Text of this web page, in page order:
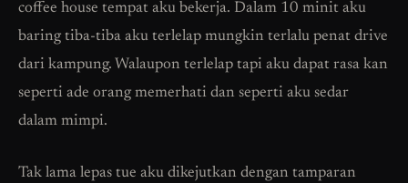
coffee house tempat aku bekerja. Dalam 10 minit aku
baring tiba-tiba aku terlelap mungkin terlalu penat drive
dari kampung. Walaupon terlelap tapi aku dapat rasa kan
seperti ade orang memerhati dan seperti aku sedar
dalam mimpi.
Tak lama lepas tue aku dikejutkan dengan tamparan